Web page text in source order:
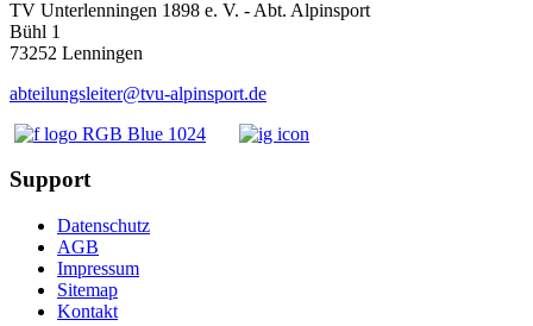
TV Unterlenningen 1898 e. V. - Abt. Alpinsport
Bühl 1
73252 Lenningen
abteilungsleiter@tvu-alpinsport.de
Support
Datenschutz
AGB
Impressum
Sitemap
Kontakt